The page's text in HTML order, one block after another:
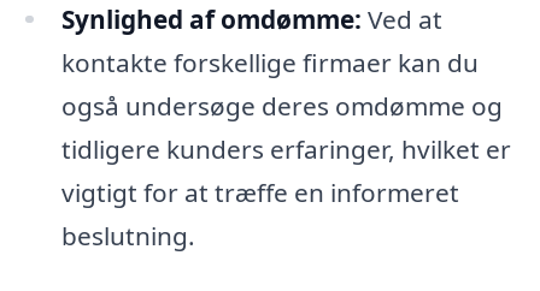
Synlighed af omdømme: Ved at
kontakte forskellige firmaer kan du
også undersøge deres omdømme og
tidligere kunders erfaringer, hvilket er
vigtigt for at træffe en informeret
beslutning.